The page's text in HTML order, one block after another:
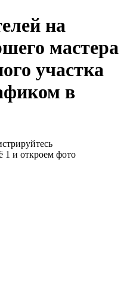
на
мастера
участка
в
1 и откроем фото